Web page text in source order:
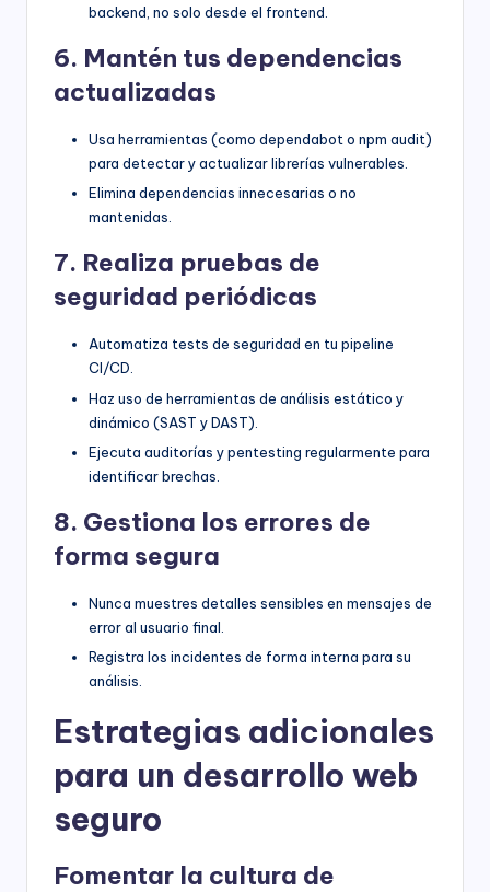
backend, no solo desde el frontend.
6. Mantén tus dependencias
actualizadas
Usa herramientas (como dependabot o npm audit)
para detectar y actualizar librerías vulnerables.
Elimina dependencias innecesarias o no
mantenidas.
7. Realiza pruebas de
seguridad periódicas
Automatiza tests de seguridad en tu pipeline
CI/CD.
Haz uso de herramientas de análisis estático y
dinámico (SAST y DAST).
Ejecuta auditorías y pentesting regularmente para
identificar brechas.
8. Gestiona los errores de
forma segura
Nunca muestres detalles sensibles en mensajes de
error al usuario final.
Registra los incidentes de forma interna para su
análisis.
Estrategias adicionales
para un desarrollo web
seguro
Fomentar la cultura de